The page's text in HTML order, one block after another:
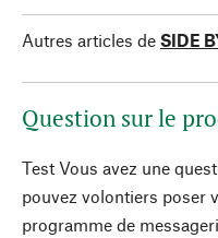
Autres articles de SIDE
Question sur le
Test Vous avez une
pouvez volontiers poser
programme de